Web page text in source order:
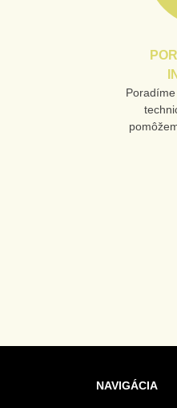
NAVIGÁCIA